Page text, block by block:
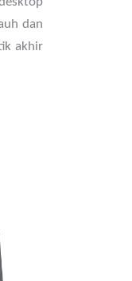
dan
akhir